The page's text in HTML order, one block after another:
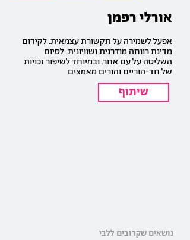
אורלי רפמן
אפעל לשמירה על תקשורת עצמאית. לקידום
מדינת רווחה מודרנית ושוויונית. לסיום
השליטה על עם אחר. ובמיוחד לשיפור זכויות
של חד-הוריים והורים מאמצים
שיתוף
נושאים שקרובים ללבי